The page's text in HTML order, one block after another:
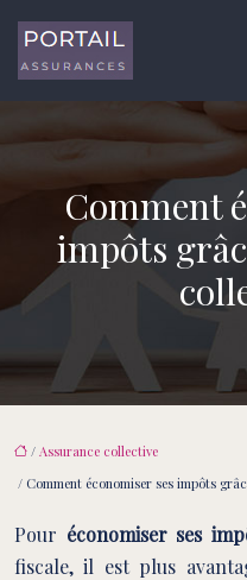
Comment
impôts
/ Assurance collective
/ Comment économiser ses impôts
Pour économiser ses
fiscale, il est plus